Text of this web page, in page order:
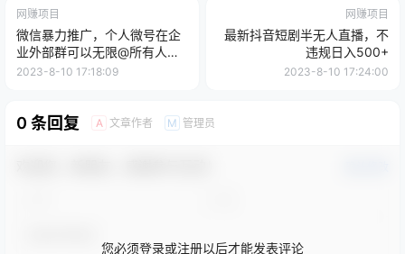
网赚项目
微信暴力推广，个人微号在企
业外部群可以无限@所有人
【软件+教程】
2023-8-10 17:18:09
网赚项目
最新抖音短剧半无人直播，不
违规日入500+
2023-8-10 17:24:00
0 条回复 A 文章作者 M 管理员
您必须登录或注册以后才能发表评论